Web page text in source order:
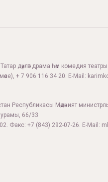
дәүләт драма һәм комедия
+ 7 906 116 34 20. E-Mail:
Республикасы Мәдәният
урамы, 66/33
Факс: +7 (843) 292-07-26. E-Mail: